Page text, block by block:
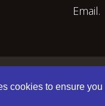
cookies to ensure
Email.